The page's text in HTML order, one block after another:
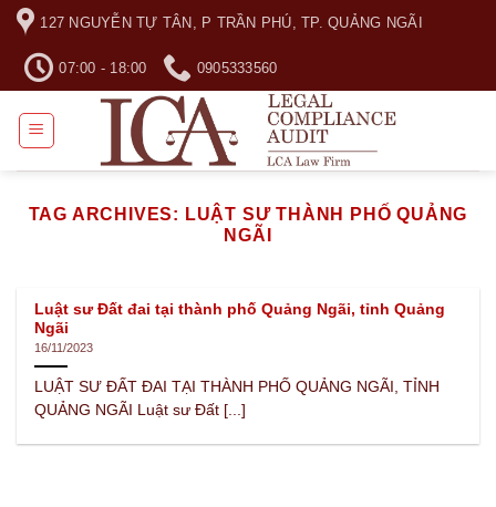
Skip
content
127 NGUYỄN TỰ TÂN, P TRẦN PHÚ, TP. QUẢNG NGÃI
07:00 - 18:00 0905333560
TAG ARCHIVES: LUẬT SƯ THÀNH PHỐ QUẢNG
NGÃI
Luật sư Đất đai tại thành phố Quảng Ngãi, tỉnh Quảng
Ngãi
16/11/2023
LUẬT SƯ ĐẤT ĐAI TẠI THÀNH PHỐ QUẢNG NGÃI, TỈNH
QUẢNG NGÃI Luật sư Đất [...]